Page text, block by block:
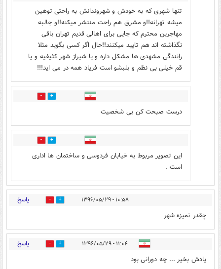
تنها شهری که به خودش و شهروندانش به راحتی توهین
میشه تهرانه!!و مشرق هم راحت منتشر میکنه!!و جالبه
مهاجرین محترم که جایی برای اهالی قدیم تهران باقی
نگذاشته اند هم تایید میکنند!!حال اگر کسی بگوید مثلا
رانندگی مشهدی ها مشکل داره و یا شیراز شهر کثیفیه و یا
قم خیلی بی نظم و بلبشو است فریاد همه در می اید!!!
7
درست صبحت کن بی شخصیت
4
این تصویر مربوط به خیابان فردوسی و ساختمان ها اداری
است .
۱۰:۵۸ - ۱۳۹۶/۰۵/۲۹ 46 پاسخ
چقدر تمیزه شهر
۱۱:۰۴ - ۱۳۹۶/۰۵/۲۹ 55 پاسخ
یادش بخیر ... چه دورانی بود